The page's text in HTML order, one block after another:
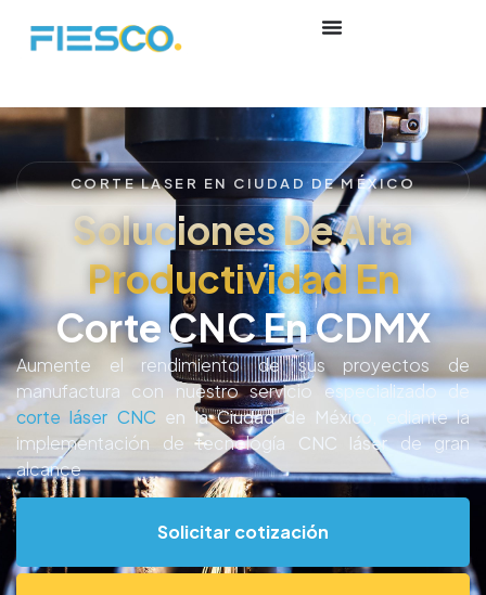
CORTE LASER EN CIUDAD DE MÉXICO
Soluciones De Alta
Productividad En
Corte CNC En CDMX
Aumente el rendimiento de sus proyectos de
manufactura con nuestro servicio especializado de
corte láser CNC en la Ciudad de México,
ediante la
implementación de tecnología CNC láserde gran
alcance
Solicitar cotización